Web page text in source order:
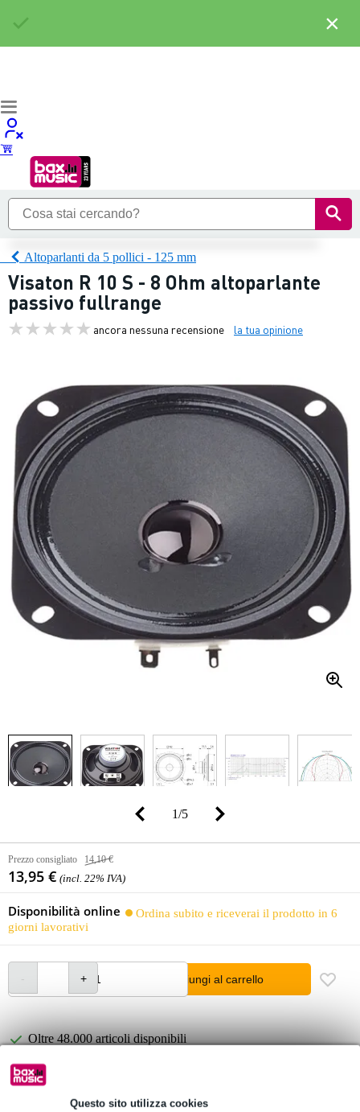
Questo sito utilizza cookies
Altoparlanti da 5 pollici - 125 mm
Visaton R 10 S - 8 Ohm altoparlante
passivo fullrange
ancora nessuna recensione la tua opinione
1/5
Prezzo consigliato 14,10 €
13,95 € (incl. 22% IVA)
Disponibilità online
Ordina subito e riceverai il prodotto in 6
giorni lavorativi
Aggiungi al carrello
Oltre 48.000 articoli disponibili
1.250 marchi leader
×